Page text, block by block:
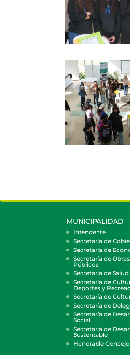
MUNICIPALIDAD
Intendente
Secretaría de
Secretaría de
Secretaría de
Públicos
Secretaría de
Secretaría de
Deportes y
Secretaría de
Secretaría de
Secretaría de
Social
Secretaría de
Sustentable
Honorable